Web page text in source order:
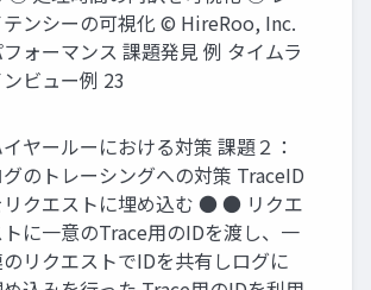
テンシーの可視化 © HireRoo, Inc.
ォーマンス 課題発見 例 タイムラ
ビュー例 23
ヤールーにおける対策 課題２：
グのトレーシングへの対策 TraceID
リクエストに埋め込む ● ● リクエ
に一意のTrace用のIDを渡し、一
リクエストでIDを共有しログに